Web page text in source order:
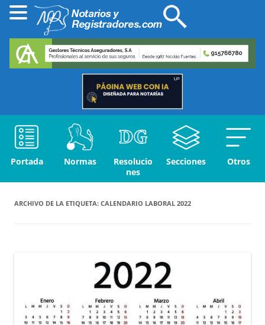
Portada Normas
Resolucio
nes
Secciones Otros
ARCHIVO DE LA ETIQUETA: CALENDARIO LABORAL 2022